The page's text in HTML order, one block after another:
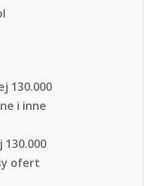
130.000
i inne
ofert